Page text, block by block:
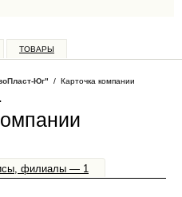
ТОВАРЫ
Юг" / Карточка компании
филиалы — 1